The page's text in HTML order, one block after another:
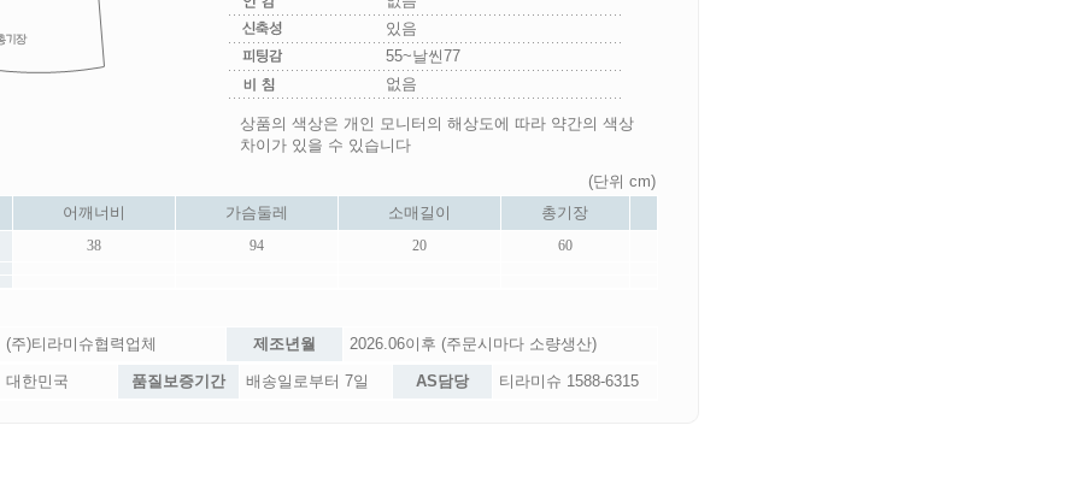
있음
55~날씬77
없음
상품의 색상은 개인 모니터의 해상도에 따라 약간의 색상
차이가 있을 수 있습니다
(단위 cm)
어깨너비
가슴둘레 소매길이 총기장
38 94 20 60
(주)티라미슈협력업체 제조년월 2026.06이후 (주문시마다 소량생산)
대한민국 품질보증기간 배송일로부터 7일 AS담당 티라미슈 1588-6315